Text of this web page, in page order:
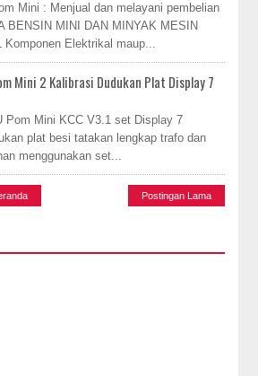
Mini : Menjual dan melayani pembelian
BENSIN MINI DAN MINYAK MESIN
Komponen Elektrikal maup...
Mini 2 Kalibrasi Dudukan Plat Display 7
Pom Mini KCC V3.1 set Display 7
plat besi tatakan lengkap trafo dan
menggunakan set...
Postingan Lama